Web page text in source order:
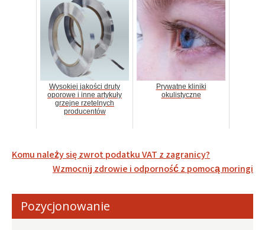
Wysokiej jakości druty
oporowe i inne artykuły
grzejne rzetelnych
producentów
Prywatne kliniki
okulistyczne
Nawigacja
wpisu
Komu należy się zwrot podatku VAT z zagranicy?
Wzmocnij zdrowie i odporność z pomocą moringi
Pozycjonowanie